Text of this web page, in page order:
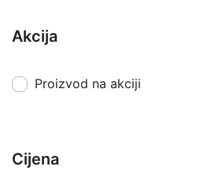
Akcija
Proizvod na akciji
Cijena